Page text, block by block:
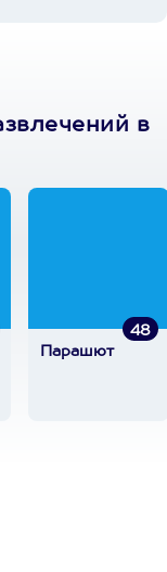
в
48
Парашют